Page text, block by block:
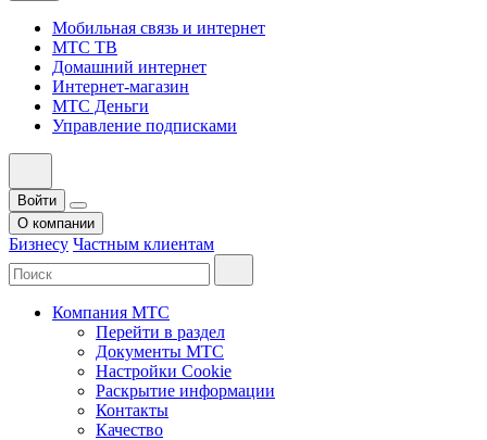
Мобильная связь и интернет
МТС ТВ
Домашний интернет
Интернет-магазин
МТС Деньги
Управление подписками
Войти
О компании
Бизнесу Частным клиентам
Компания МТС
Перейти в раздел
Документы МТС
Настройки Cookie
Раскрытие информации
Контакты
Качество